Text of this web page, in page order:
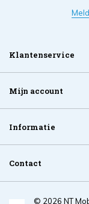
Klantenservice
Mijn account
Informatie
Contact
© 2026 NT